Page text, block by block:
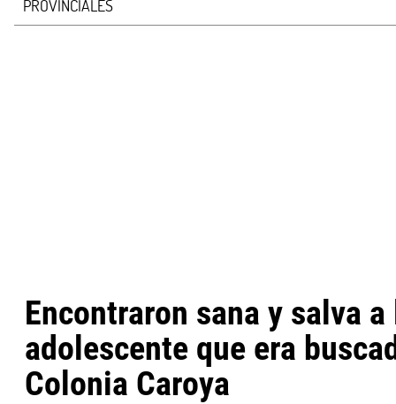
PROVINCIALES
Encontraron sana y salva a
adolescente que era
Colonia Caroya